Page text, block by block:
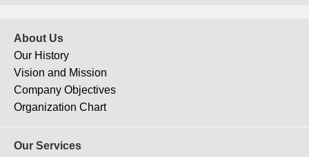
About Us
Our History
Vision and Mission
Company Objectives
Organization Chart
Our Services